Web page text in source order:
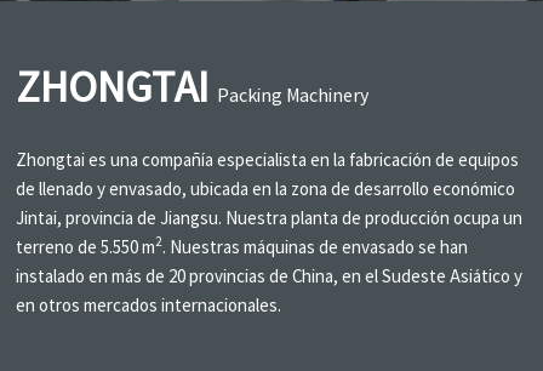
ZHONGTAI Packing Machinery
Zhongtai es una compañía especialista en la fabricación de equipos
de llenado y envasado, ubicada en la zona de desarrollo económico
Jintai, provincia de Jiangsu. Nuestra planta de producción ocupa un
terreno de 5.550 m2. Nuestras máquinas de envasado se han
instalado en más de 20 provincias de China, en el Sudeste Asiático y
en otros mercados internacionales.